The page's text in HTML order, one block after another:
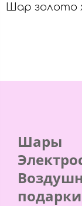
Шар золото
Шары